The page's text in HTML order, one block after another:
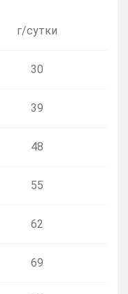
г/сутки
30
39
48
55
62
69